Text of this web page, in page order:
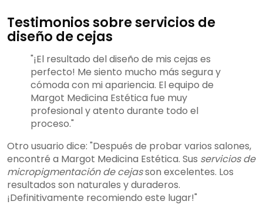
Testimonios sobre servicios de
diseño de cejas
"¡El resultado del diseño de mis cejas es
perfecto! Me siento mucho más segura y
cómoda con mi apariencia. El equipo de
Margot Medicina Estética fue muy
profesional y atento durante todo el
proceso."
Otro usuario dice: "Después de probar varios salones,
encontré a Margot Medicina Estética. Sus servicios de
micropigmentación de cejasson excelentes. Los
resultados son naturales y duraderos.
¡Definitivamente recomiendo este lugar!"